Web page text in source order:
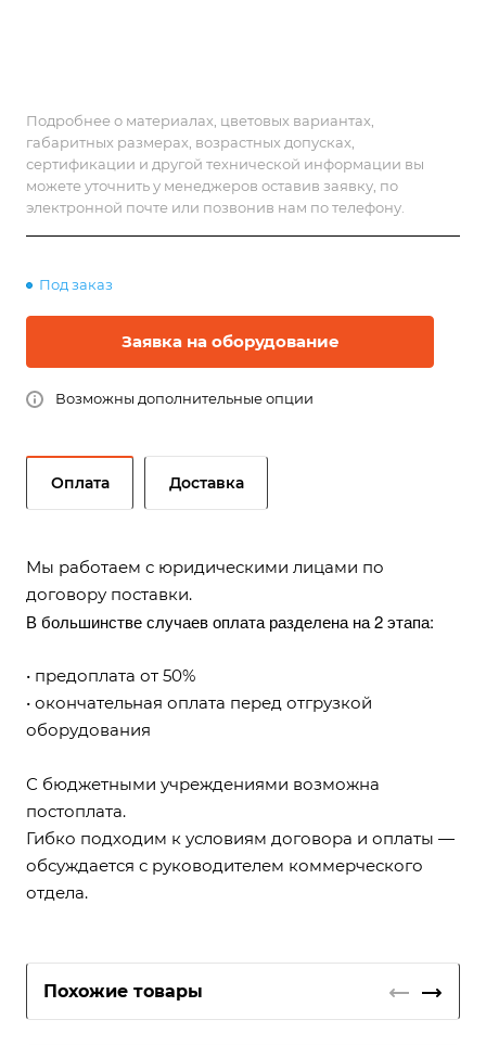
Подробнее о материалах, цветовых вариантах,
габаритных размерах, возрастных допусках,
сертификации и другой технической информации вы
можете уточнить у менеджеров оставив заявку, по
электронной почте или позвонив нам по телефону.
Под заказ
Заявка на оборудование
Возможны дополнительные опции
Оплата Доставка
Мы работаем с юридическими лицами по
договору поставки.
В большинстве случаев оплата разделена на 2 этапа:
• предоплата от 50%
• окончательная оплата перед отгрузкой
оборудования
С бюджетными учреждениями возможна
постоплата.
Гибко подходим к условиям договора и оплаты —
обсуждается с руководителем коммерческого
отдела.
Похожие товары